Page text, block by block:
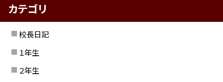
カテゴリ
校長日記
１年生
２年生